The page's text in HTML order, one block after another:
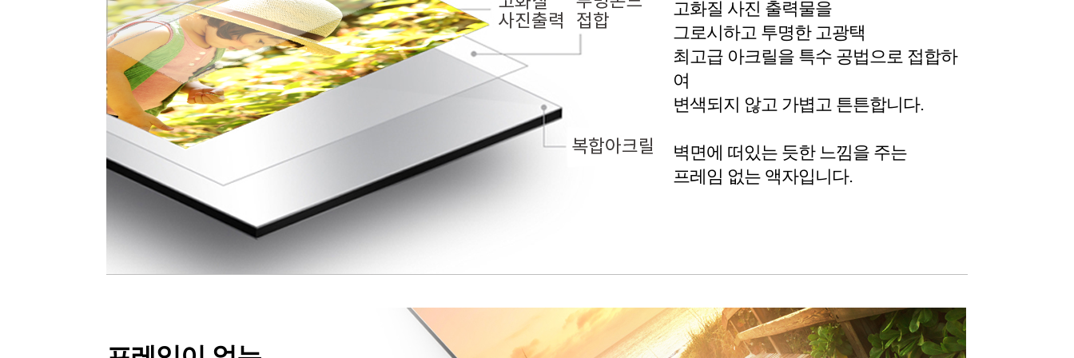
고화질 사진 출력물을
그로시하고 투명한 고광택
최고급 아크릴을 특수 공법으로 접합하
여
변색되지 않고 가볍고 튼튼합니다.
벽면에 떠있는 듯한 느낌을 주는
프레임 없는 액자입니다.